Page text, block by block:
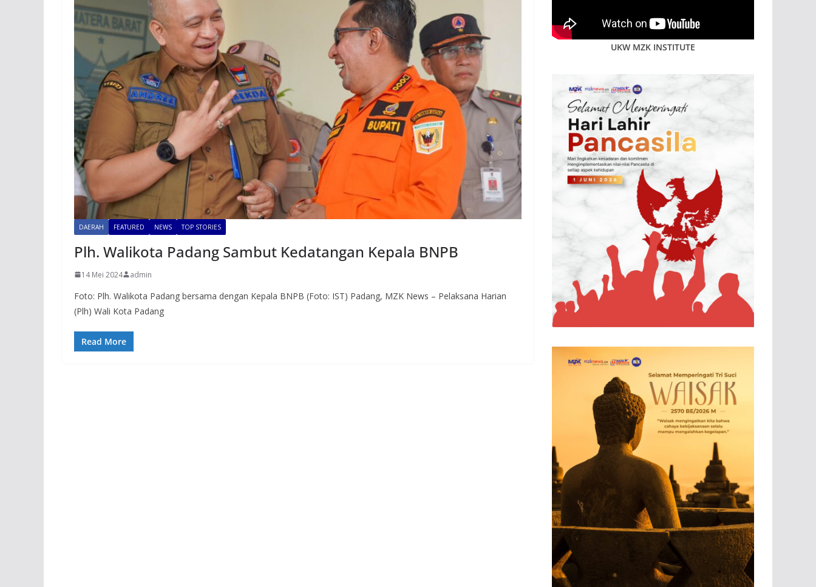
DAERAH FEATURED NEWS TOP STORIES
Plh. Walikota Padang Sambut Kedatangan Kepala BNPB
14 Mei 2024 admin
Foto: Plh. Walikota Padang bersama dengan Kepala BNPB (Foto: IST) Padang, MZK News – Pelaksana Harian
(Plh) Wali Kota Padang
Read More
UKW MZK INSTITUTE